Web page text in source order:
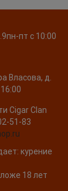
пн-пт с 10:00
Власова, д.
Cigar Clan
51-83
курение
18 лет